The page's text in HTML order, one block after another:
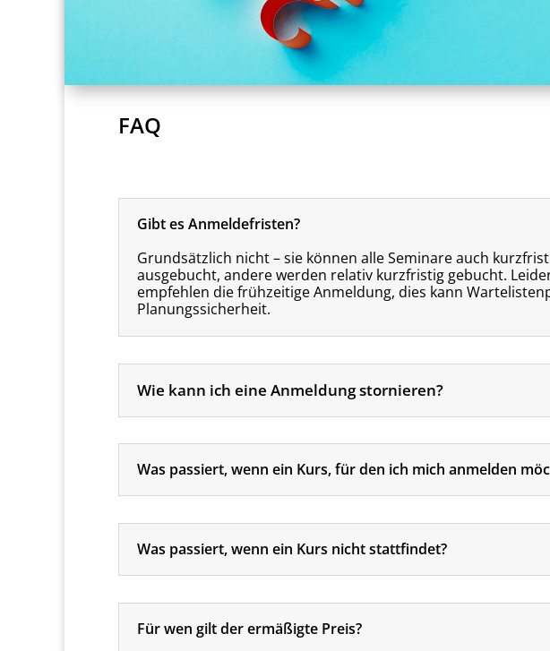
FAQ
Gibt es Anmeldefristen?
Grundsätzlich nicht – sie können alle Seminare auch
ausgebucht, andere werden relativ kurzfristig gebucht.
empfehlen die frühzeitige Anmeldung, dies kann
Planungssicherheit.
Wie kann ich eine Anmeldung stornieren?
Was passiert, wenn ein Kurs, für den ich mich anmelden
Was passiert, wenn ein Kurs nicht stattfindet?
Für wen gilt der ermäßigte Preis?